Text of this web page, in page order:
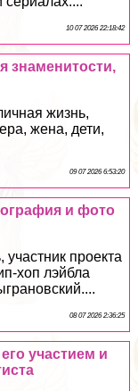
10 07 2026 22:18:42
знаменитости,
жизнь,
жена, дети,
09 07 2026 6:53:20
и фото
проекта
хоп лэйбла
08 07 2026 2:36:25
участием и